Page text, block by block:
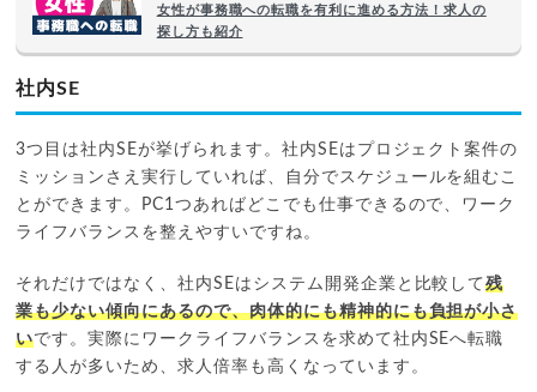
女性が事務職への転職を有利に進める方法！求人の
探し方も紹介
社内SE
3つ目は社内SEが挙げられます。社内SEはプロジェクト案件の
ミッションさえ実行していれば、自分でスケジュールを組むこ
とができます。PC1つあればどこでも仕事できるので、ワーク
ライフバランスを整えやすいですね。
それだけではなく、社内SEはシステム開発企業と比較して残
業も少ない傾向にあるので、肉体的にも精神的にも負担が小さ
いです。実際にワークライフバランスを求めて社内SEへ転職
する人が多いため、求人倍率も高くなっています。